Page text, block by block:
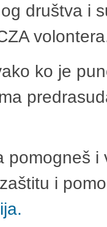
društva i
ko je
pomogneš
i